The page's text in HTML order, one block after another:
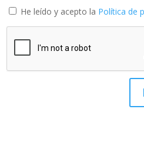
He leído y acepto la Política de